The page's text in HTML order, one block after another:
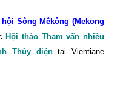
hội Sông Mêkông (Mekong
Hội thảo Tham vấn nhiều
Thủy điệntại Vientiane